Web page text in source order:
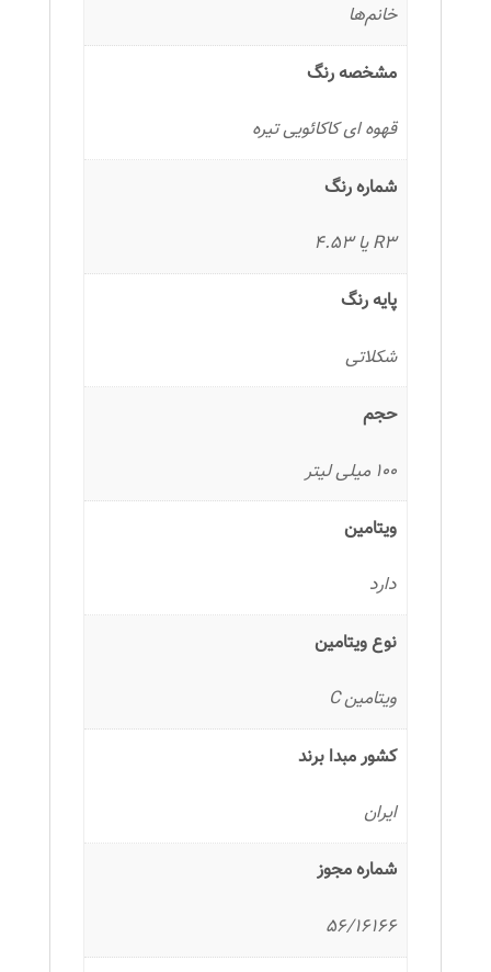
خانم‌ها
مشخصه رنگ
قهوه ای کاکائویی تیره
شماره رنگ
R3 یا 4.53
پایه رنگ
شکلاتی
حجم
100 میلی لیتر
ویتامین
دارد
نوع ویتامین
ویتامین C
کشور مبدا برند
ایران
شماره مجوز
56/16166